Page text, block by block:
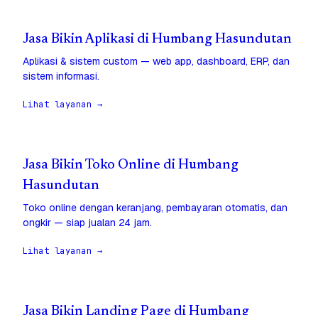
Jasa Bikin Aplikasi di Humbang Hasundutan
Aplikasi & sistem custom — web app, dashboard, ERP, dan
sistem informasi.
Lihat layanan →
Jasa Bikin Toko Online di Humbang
Hasundutan
Toko online dengan keranjang, pembayaran otomatis, dan
ongkir — siap jualan 24 jam.
Lihat layanan →
Jasa Bikin Landing Page di Humbang